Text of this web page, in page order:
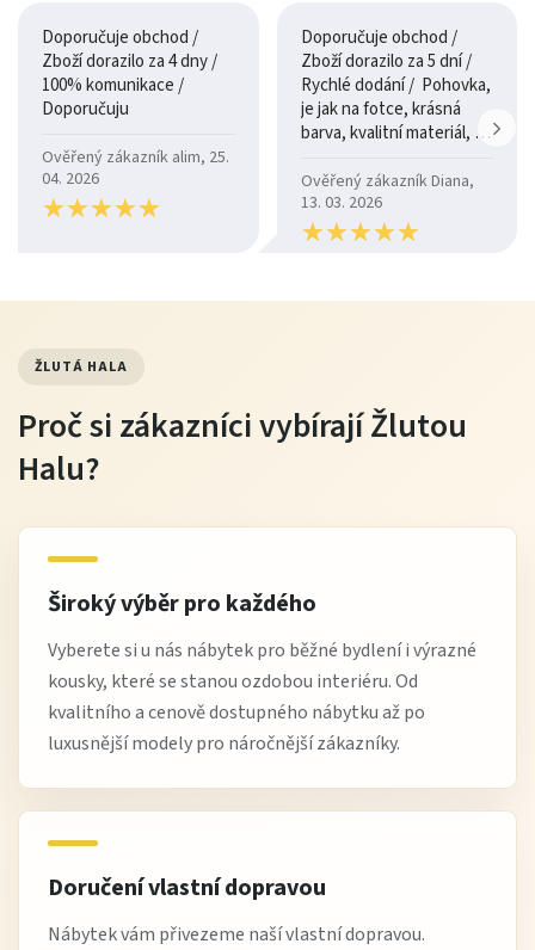
Doporučuje obchod /
Zboží dorazilo za 4 dny /
100% komunikace /
Doporučuju
Ověřený zákazník alim, 25.
04. 2026
★★★★★
★★★★★
Doporučuje obchod /
Zboží dorazilo za 5 dní /
Rychlé dodání / Pohovka,
je jak na fotce, krásná
barva, kvalitní materiál, a
Ověřený zákazník Diana,
13. 03. 2026
★★★★★
★★★★★
ŽLUTÁ HALA
Proč si zákazníci vybírají Žlutou
Halu?
Široký výběr pro každého
Vyberete si u nás nábytek pro běžné bydlení i výrazné
kousky, které se stanou ozdobou interiéru. Od
kvalitního a cenově dostupného nábytku až po
luxusnější modely pro náročnější zákazníky.
Doručení vlastní dopravou
Nábytek vám přivezeme naší vlastní dopravou.